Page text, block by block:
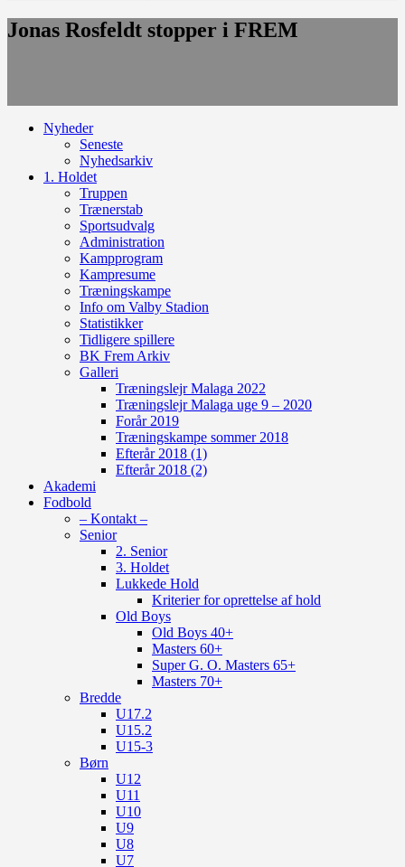
Jonas Rosfeldt stopper i FREM
Nyheder
Seneste
Nyhedsarkiv
1. Holdet
Truppen
Trænerstab
Sportsudvalg
Administration
Kampprogram
Kampresume
Træningskampe
Info om Valby Stadion
Statistikker
Tidligere spillere
BK Frem Arkiv
Galleri
Træningslejr Malaga 2022
Træningslejr Malaga uge 9 – 2020
Forår 2019
Træningskampe sommer 2018
Efterår 2018 (1)
Efterår 2018 (2)
Akademi
Fodbold
– Kontakt –
Senior
2. Senior
3. Holdet
Lukkede Hold
Kriterier for oprettelse af hold
Old Boys
Old Boys 40+
Masters 60+
Super G. O. Masters 65+
Masters 70+
Bredde
U17.2
U15.2
U15-3
Børn
U12
U11
U10
U9
U8
U7